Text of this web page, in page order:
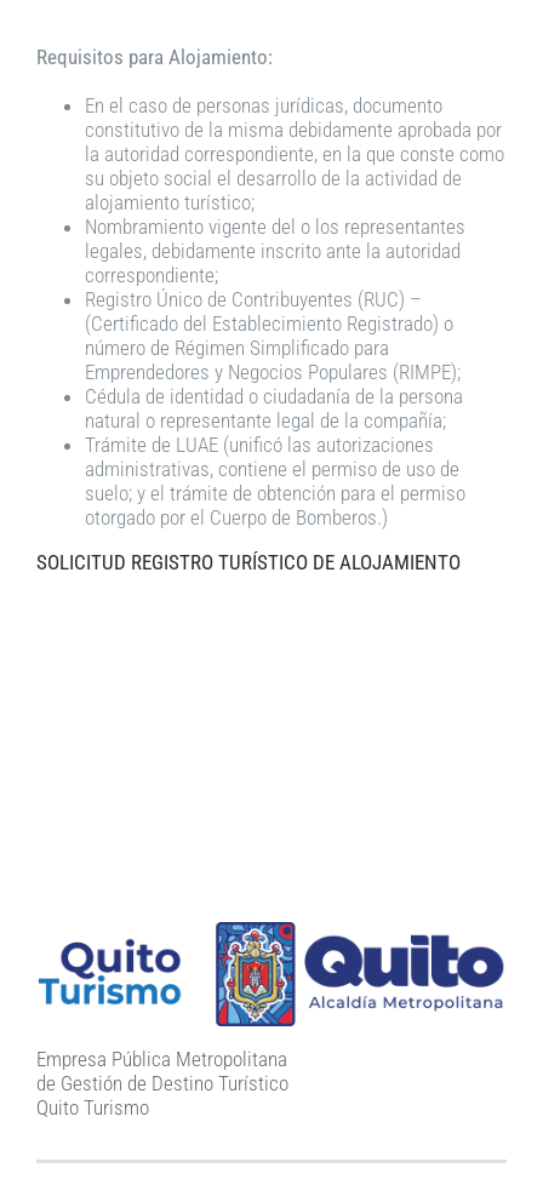
Requisitos para Alojamiento:
En el caso de personas jurídicas, documento
constitutivo de la misma debidamente aprobada por
la autoridad correspondiente, en la que conste como
su objeto social el desarrollo de la actividad de
alojamiento turístico;
Nombramiento vigente del o los representantes
legales, debidamente inscrito ante la autoridad
correspondiente;
Registro Único de Contribuyentes (RUC) –
(Certificado del Establecimiento Registrado) o
número de Régimen Simplificado para
Emprendedores y Negocios Populares (RIMPE);
Cédula de identidad o ciudadanía de la persona
natural o representante legal de la compañía;
Trámite de LUAE (unificó las autorizaciones
administrativas, contiene el permiso de uso de
suelo; y el trámite de obtención para el permiso
otorgado por el Cuerpo de Bomberos.)
SOLICITUD REGISTRO TURÍSTICO DE ALOJAMIENTO
Empresa Pública Metropolitana
de Gestión de Destino Turístico
Quito Turismo